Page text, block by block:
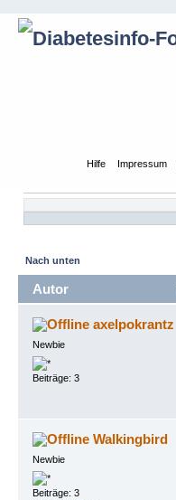
Hilfe Impressum
Nach unten
Autor
axelpokrantz
Newbie
Beiträge: 3
Walkingbird
Newbie
Beiträge: 3